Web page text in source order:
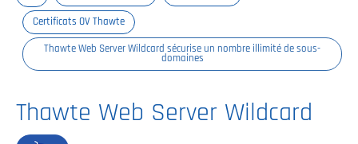
Certificats OV Thawte
Thawte Web Server Wildcard sécurise un nombre illimité de sous-
domaines
Thawte Web Server Wildcard